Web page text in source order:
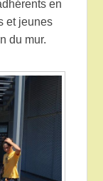
en
et jeunes
du mur.